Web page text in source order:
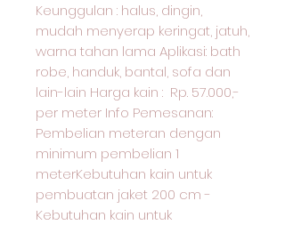
Keunggulan : halus, dingin,
mudah menyerap keringat, jatuh,
warna tahan lama Aplikasi: bath
robe, handuk, bantal, sofa dan
lain-lain Harga kain : Rp. 57.000,-
per meter Info Pemesanan:
Pembelian meteran dengan
minimum pembelian 1
meterKebutuhan kain untuk
pembuatan jaket 200 cm -
Kebutuhan kain untuk